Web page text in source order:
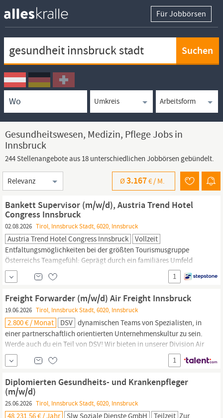
Für Jobbörsen
Ortssuche
Umkreissuche
Arbeitsform
Gesundheitswesen, Medizin, Pflege Jobs in
Innsbruck
244 Stellenangebote aus 18 unterschiedlichen Jobbörsen gebündelt.
Sortierung
Ø3.167€ / M.
Bankett Supervisor (m/w/d), Austria Trend Hotel
Congress Innsbruck
02.08.2026 Tirol, Innsbruck Stadt, 6020, Innsbruck
Austria Trend Hotel Congress Innsbruck
Vollzeit
Entfaltungsmöglichkeiten bei der größten Tourismusgruppe
Österreichs Teamgefühl: Geprägt durch ein familiäres Umfeld
sowie verschiedene Firmenevents Freizeit: Gratis Übernachtung
1x jährlich in einem unserer Hotels deiner Wahl sowie Benefits
von corplife.at Staff-Rate: F&B-Rabatte und vergünstige
Konditionen in unseren Hotels sowie attraktive Reiserabatte
Gesundheit:
1
Freight Forwarder (m/w/d) Air Freight Innsbruck
19.06.2026 Tirol, Innsbruck Stadt, 6020, Innsbruck
2.800 € / Monat DSV dynamischen Teams von Spezialisten, in
einer partnerschaftlich orientierten Unternehmenskultur zu sein.
Werde auch du ein Teil von DSV! Wir bieten in unserer Division Air
& Sea für den Standort
zum nächstmöglichen Zeitpunkt
eine Festanstellung als Freight Forwarder (m/w/d) Air Freight
1
Diplomierten Gesundheits- und Krankenpfleger
(m/w/d)
25.06.2026 Tirol, Innsbruck Stadt, 6020, Innsbruck
48.231,56 € / Jahr Slw Soziale Dienste GmbH Teilzeit Zur